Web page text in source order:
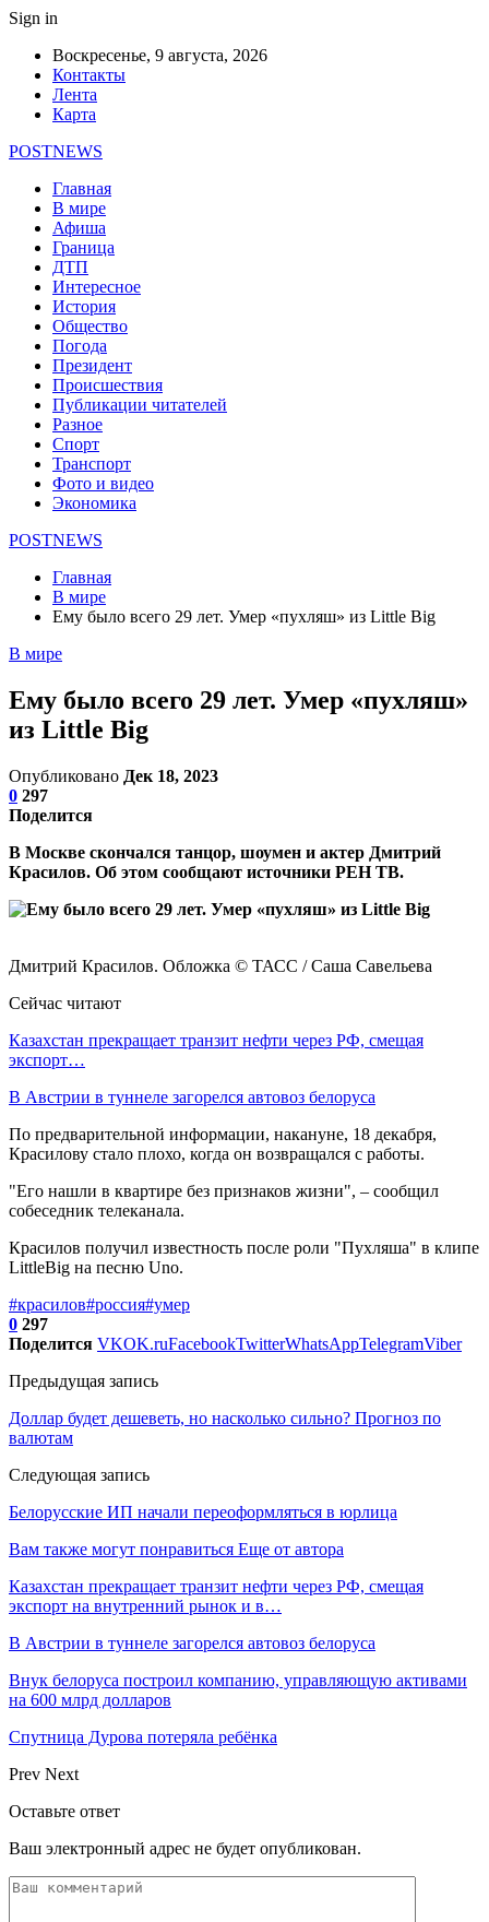
Sign in
Воскресенье, 9 августа, 2026
Контакты
Лента
Карта
POSTNEWS
Главная
В мире
Афиша
Граница
ДТП
Интересное
История
Общество
Погода
Президент
Происшествия
Публикации читателей
Разное
Спорт
Транспорт
Фото и видео
Экономика
POSTNEWS
Главная
В мире
Ему было всего 29 лет. Умер «пухляш» из Little Big
В мире
Ему было всего 29 лет. Умер «пухляш»
из Little Big
Опубликовано Дек 18, 2023
0 297
Поделится
В Москве скончался танцор, шоумен и актер Дмитрий
Красилов. Об этом сообщают источники РЕН ТВ.
Дмитрий Красилов. Обложка © ТАСС / Саша Савельева
Сейчас читают
Казахстан прекращает транзит нефти через РФ, смещая
экспорт…
В Австрии в туннеле загорелся автовоз белоруса
По предварительной информации, накануне, 18 декабря,
Красилову стало плохо, когда он возвращался с работы.
"Его нашли в квартире без признаков жизни", – сообщил
собеседник телеканала.
Красилов получил известность после роли "Пухляша" в клипе
LittleBig на песню Uno.
#красилов#россия#умер
0 297
Поделится VKOK.ruFacebookTwitterWhatsAppTelegramViber
Предыдущая запись
Доллар будет дешеветь, но насколько сильно? Прогноз по
валютам
Следующая запись
Белорусские ИП начали переоформляться в юрлица
Вам также могут понравиться Еще от автора
Казахстан прекращает транзит нефти через РФ, смещая
экспорт на внутренний рынок и в…
В Австрии в туннеле загорелся автовоз белоруса
Внук белоруса построил компанию, управляющую активами
на 600 млрд долларов
Спутница Дурова потеряла ребёнка
Prev Next
Оставьте ответ
Ваш электронный адрес не будет опубликован.